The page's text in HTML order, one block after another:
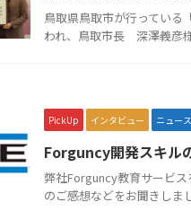
鳥取県鳥取市が行っている
われ、鳥取市長 深澤義彦
PickUp インタビュー ニュー
Forguncy開発スキル
弊社Forguncy教育サービ
のご感想などをお聞きしま